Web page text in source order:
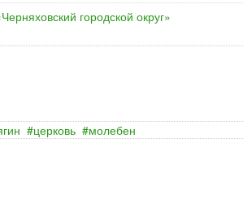
городской округ»
церковь молебен